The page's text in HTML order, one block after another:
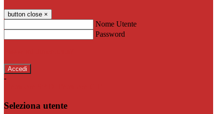
button close ×
Nome Utente
Password
-
Seleziona utente